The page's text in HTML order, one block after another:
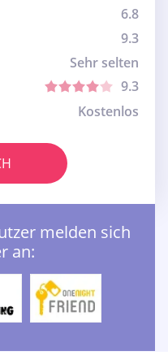
6.8
9.3
Sehr selten
9.3
Kostenlos
melden sich
an: